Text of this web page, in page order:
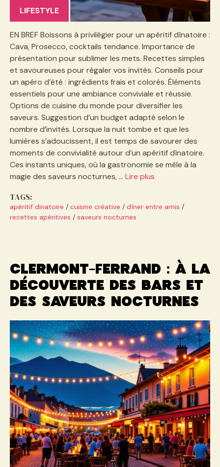
LIFESTYLE
EN BREF Boissons à privilégier pour un apéritif dînatoire :
Cava, Prosecco, cocktails tendance. Importance de
présentation pour sublimer les mets. Recettes simples
et savoureuses pour régaler vos invités. Conseils pour
un apéro d’été : ingrédients frais et colorés. Éléments
essentiels pour une ambiance conviviale et réussie.
Options de cuisine du monde pour diversifier les
saveurs. Suggestion d’un budget adapté selon le
nombre d’invités. Lorsque la nuit tombe et que les
lumières s’adoucissent, il est temps de savourer des
moments de convivialité autour d’un apéritif dînatoire.
Ces instants uniques, où la gastronomie se mêle à la
magie des saveurs nocturnes, … Lire plus
TAGS:
apéritif dinatoire / cuisine créative / dîner entre amis /
recettes apéritives / saveurs nocturnes
Clermont-Ferrand : à la
découverte des bars et
des saveurs nocturnes